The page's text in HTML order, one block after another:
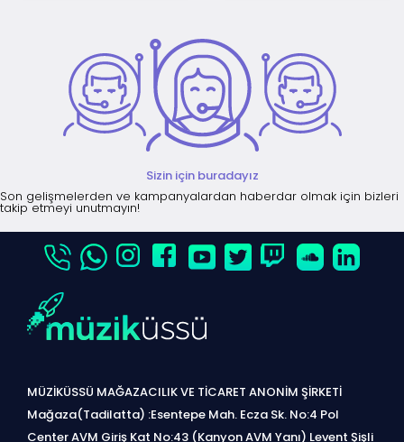
Sizin için buradayız
Son gelişmelerden ve kampanyalardan haberdar olmak için bizleri
takip etmeyi unutmayın!
MÜZİKÜSSÜ MAĞAZACILIK VE TİCARET ANONİM ŞİRKETİ
Mağaza(Tadilatta) :Esentepe Mah. Ecza Sk. No:4 Pol
Center AVM Giriş Kat No:43 (Kanyon AVM Yanı) Levent Şişli